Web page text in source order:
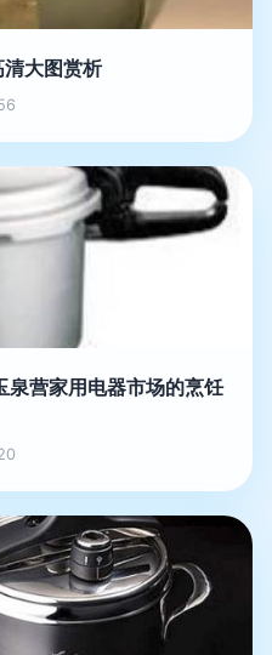
大图赏析
泉营家用电器市场的烹饪